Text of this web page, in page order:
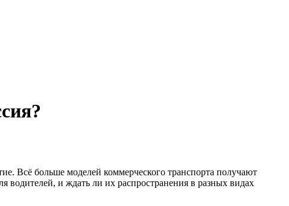
Всё больше моделей коммерческого транспорта получают
водителей, и ждать ли их распространения в разных видах